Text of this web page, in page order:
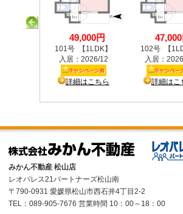
みかん不動産 松山店
レオパレス21パートナーズ松山南
〒790-0931 愛媛県松山市西石井4丁目2-2
TEL：089-905-7676 営業時間 10：00～18：00